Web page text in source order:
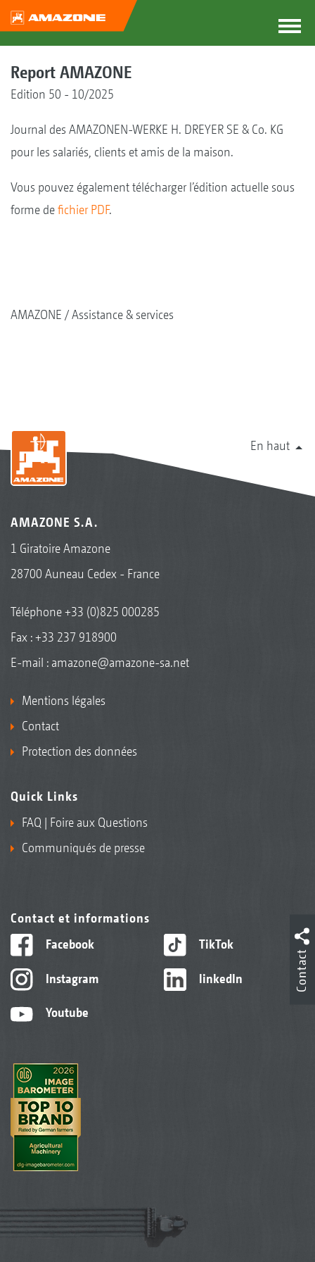
Report AMAZONE
Edition 50 - 10/2025
Journal des AMAZONEN-WERKE H. DREYER SE & Co. KG
pour les salariés, clients et amis de la maison.
Vous pouvez également télécharger l’édition actuelle sous
forme defichier PDF.
AMAZONE Assistance & services
En haut
AMAZONE S.A.
1 Giratoire Amazone
28700 Auneau Cedex - France
Téléphone+33 (0)825 000285
Fax : +33 237 918900
E-mail : amazone@amazone-sa.net
Mentions légales
Contact
Protection des données
Quick Links
FAQ | Foire aux Questions
Communiqués de presse
Contact et informations
Facebook
Instagram
Youtube
TikTok
linkedIn Contact